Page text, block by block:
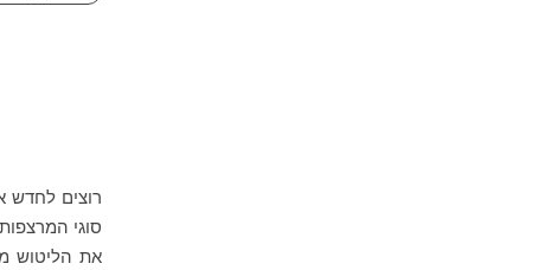
רוצים לחדש
סוגי
את הליטוש